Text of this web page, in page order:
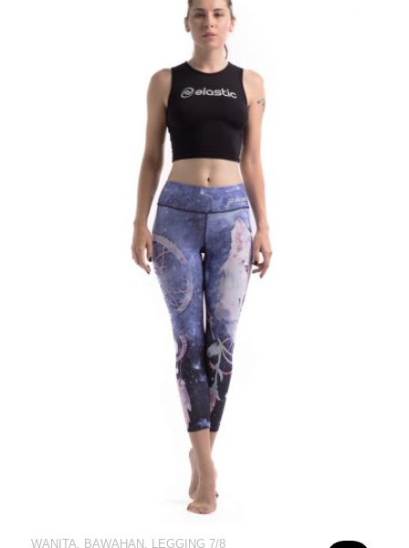
Rp 650.000.
WANITA, BAWAHAN, LEGGING 7/8